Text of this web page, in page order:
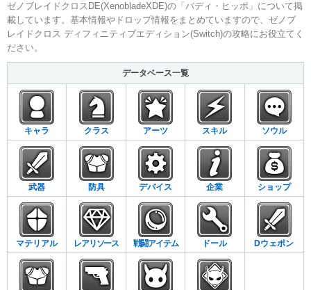
ゼノブレイドクロスDE(XenobladeXDE)の「バディ・ヒッポ」について掲
載しています。基本情報やドロップ情報をまとめていますので、ゼノブ
レイドクロス ディフィニティブエディション(Switch)の攻略にお役立てく
ださい。
データベース一覧
キャラ クラス アーツ スキル ソウル
武器 防具 デバイス 企業 ショップ
マテリアル レアリソース 戦闘アイテム ドール Dウェポン